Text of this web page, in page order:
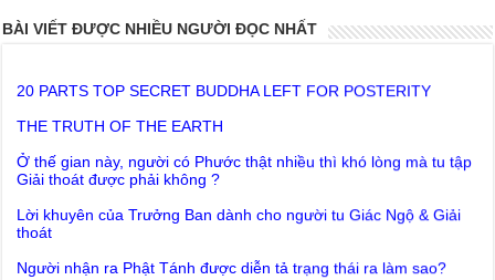
BÀI VIẾT ĐƯỢC NHIỀU NGƯỜI ĐỌC NHẤT
THE TRUTH OF THE EARTH
Ở thế gian này, người có Phước thật nhiều thì khó lòng mà tu tập
Giải thoát được phải không ?
Lời khuyên của Trưởng Ban dành cho người tu Giác Ngộ & Giải
thoát
Người nhận ra Phật Tánh được diễn tả trạng thái ra làm sao?
Đức Phật dạy về cách tạo Công Đức và Phước Đức